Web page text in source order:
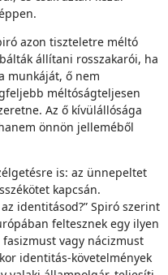
azon tiszteletre méltó
állítani rosszakarói, ha
munkáját, ő nem
méltóságteljesen
Az ő kívülállósága
önnön jelleméből
is: az ünnepeltet
kapcsán.
identitásod?” Spiró szerint
feltesznek egy ilyen
vagy nácizmust
identitás-követelmények